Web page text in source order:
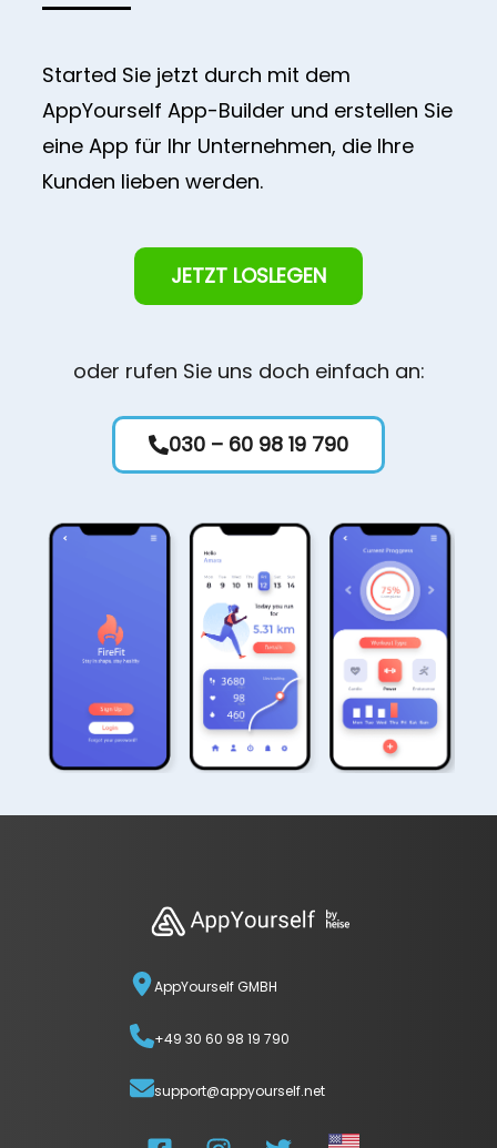
Started Sie jetzt durch mit dem
AppYourself App-Builder und erstellen Sie
eine App für Ihr Unternehmen, die Ihre
Kunden lieben werden.
JETZT LOSLEGEN
oder rufen Sie uns doch einfach an:
030 – 60 98 19 790
AppYourself GMBH
+49 30 60 98 19 790
support@appyourself.net